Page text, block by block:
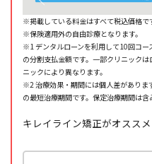
※掲載している料金はすべて税込価格で
※保険適用外の自由診療となります。
※1 デンタルローンを利用して10回コ
の分割支払金額です。一部クリニック
ニックにより異なります。
※2 治療効果・期間には個人差がありま
の最短治療期間です。保定治療期間は含
キレイライン矯正がオスス